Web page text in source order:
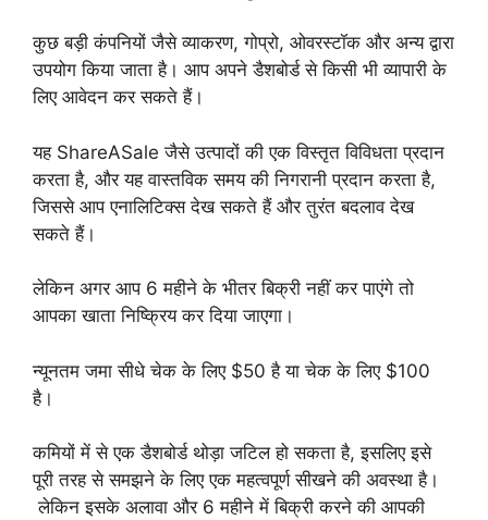
कुछ बड़ी कंपनियों जैसे व्याकरण, गोप्रो, ओवरस्टॉक और अन्य द्वारा
उपयोग किया जाता है। आप अपने डैशबोर्ड से किसी भी व्यापारी के
लिए आवेदन कर सकते हैं।
यह ShareASale जैसे उत्पादों की एक विस्तृत विविधता प्रदान
करता है, और यह वास्तविक समय की निगरानी प्रदान करता है,
जिससे आप एनालिटिक्स देख सकते हैं और तुरंत बदलाव देख
सकते हैं।
लेकिन अगर आप 6 महीने के भीतर बिक्री नहीं कर पाएंगे तो
आपका खाता निष्क्रिय कर दिया जाएगा।
न्यूनतम जमा सीधे चेक के लिए $50 है या चेक के लिए $100
है।
कमियों में से एक डैशबोर्ड थोड़ा जटिल हो सकता है, इसलिए इसे
पूरी तरह से समझने के लिए एक महत्वपूर्ण सीखने की अवस्था है।
लेकिन इसके अलावा और 6 महीने में बिक्री करने की आपकी